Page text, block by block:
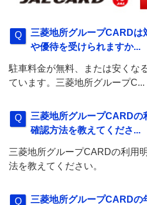
三菱地所グループCARDは
や優待を受けられますか...
駐車料金が無料、または安くな
ています。三菱地所グループC...
三菱地所グループCARDの
確認方法を教えてくださ...
三菱地所グループCARDの利用
法を教えてください。
三菱地所グループCARDの